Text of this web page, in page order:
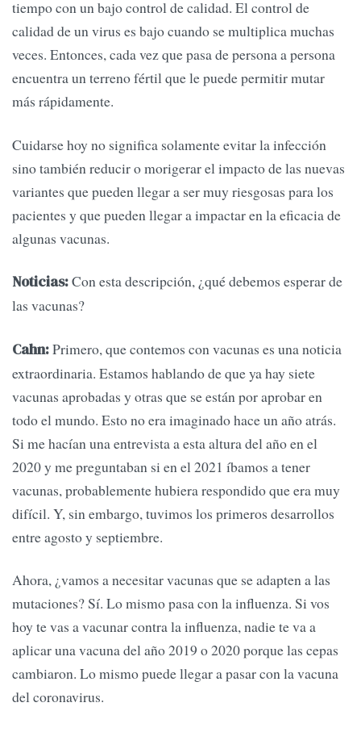
tiempo con un bajo control de calidad. El control de
calidad de un virus es bajo cuando se multiplica muchas
veces. Entonces, cada vez que pasa de persona a persona
encuentra un terreno fértil que le puede permitir mutar
más rápidamente.
Cuidarse hoy no significa solamente evitar la infección
sino también reducir o morigerar el impacto de las nuevas
variantes que pueden llegar a ser muy riesgosas para los
pacientes y que pueden llegar a impactar en la eficacia de
algunas vacunas.
Noticias:Con esta descripción, ¿qué debemos esperar de
las vacunas?
Cahn:Primero, que contemos con vacunas es una noticia
extraordinaria. Estamos hablando de que ya hay siete
vacunas aprobadas y otras que se están por aprobar en
todo el mundo. Esto no era imaginado hace un año atrás.
Si me hacían una entrevista a esta altura del año en el
2020 y me preguntaban si en el 2021 íbamos a tener
vacunas, probablemente hubiera respondido que era muy
difícil. Y, sin embargo, tuvimos los primeros desarrollos
entre agosto y septiembre.
Ahora, ¿vamos a necesitar vacunas que se adapten a las
mutaciones? Sí. Lo mismo pasa con la influenza. Si vos
hoy te vas a vacunar contra la influenza, nadie te va a
aplicar una vacuna del año 2019 o 2020 porque las cepas
cambiaron. Lo mismo puede llegar a pasar con la vacuna
del coronavirus.